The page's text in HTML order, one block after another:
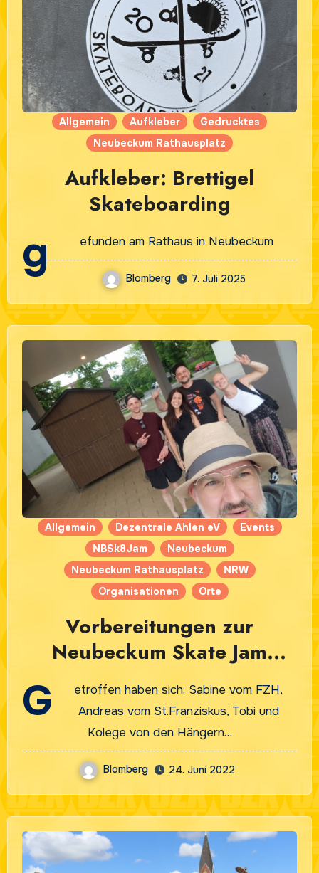
Allgemein Aufkleber
Gedrucktes
Neubeckum Rathausplatz
Aufkleber: Brettigel
Skateboarding
g efunden am Rathaus in Neubeckum
Blomberg 7. Juli 2025
Allgemein Dezentrale Ahlen eV
Events
NBSk8Jam
Neubeckum
Neubeckum Rathausplatz
NRW
Organisationen
Orte
Vorbereitungen zur
Neubeckum Skate Jam
24.6.2022
G
etroffen haben sich: Sabine vom FZH,
Andreas vom St.Franziskus, Tobi und
Kolege von den Hängern…
Blomberg 24. Juni 2022